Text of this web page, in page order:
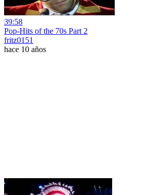
39:58
Pop-Hits of the 70s Part 2
fritz0151
hace 10 años